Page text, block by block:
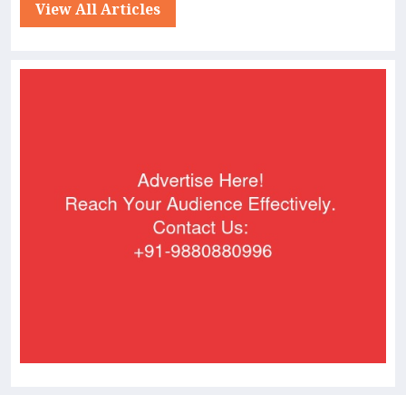
View All Articles